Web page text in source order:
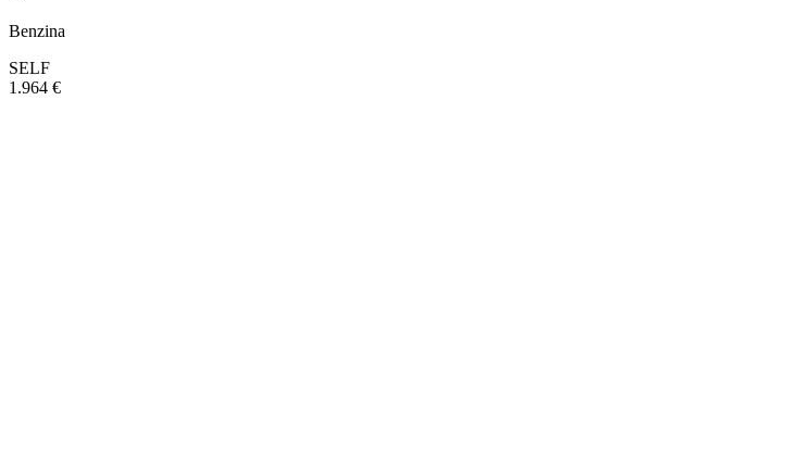
Benzina
SELF
1.964 €